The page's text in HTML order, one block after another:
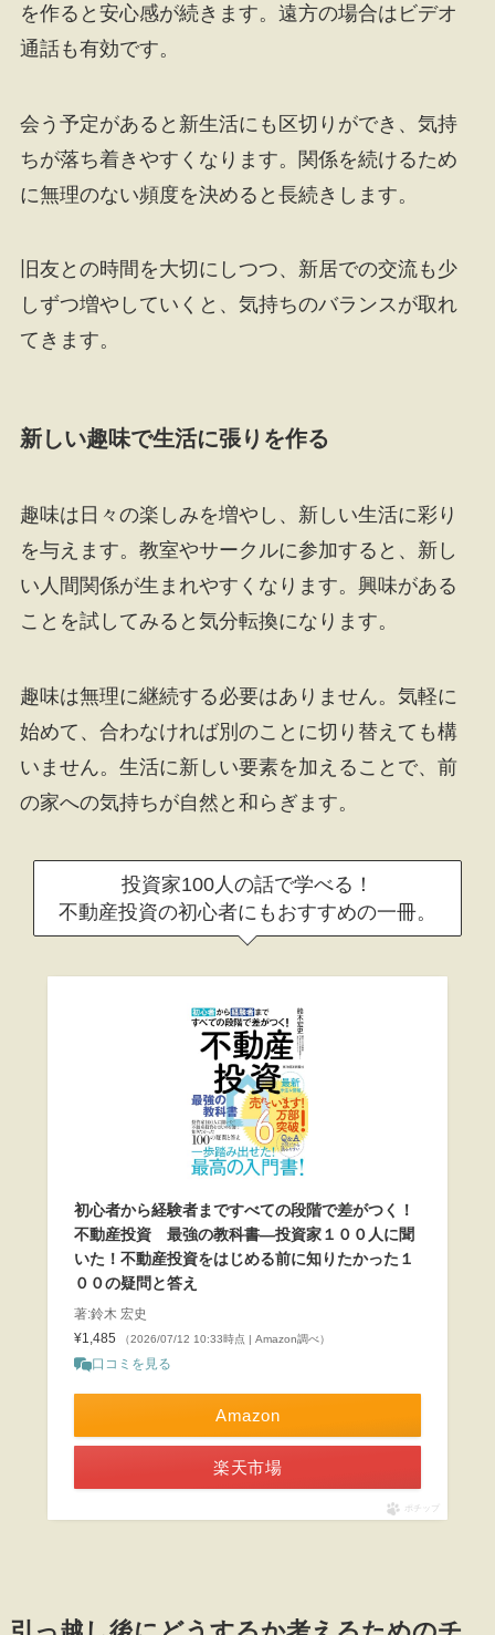
を作ると安心感が続きます。遠方の場合はビデオ
通話も有効です。
会う予定があると新生活にも区切りができ、気持
ちが落ち着きやすくなります。関係を続けるため
に無理のない頻度を決めると長続きします。
旧友との時間を大切にしつつ、新居での交流も少
しずつ増やしていくと、気持ちのバランスが取れ
てきます。
新しい趣味で生活に張りを作る
趣味は日々の楽しみを増やし、新しい生活に彩り
を与えます。教室やサークルに参加すると、新し
い人間関係が生まれやすくなります。興味がある
ことを試してみると気分転換になります。
趣味は無理に継続する必要はありません。気軽に
始めて、合わなければ別のことに切り替えても構
いません。生活に新しい要素を加えることで、前
の家への気持ちが自然と和らぎます。
投資家100人の話で学べる！
不動産投資の初心者にもおすすめの一冊。
初心者から経験者まですべての段階で差がつく！
不動産投資 最強の教科書―投資家１００人に聞
いた！不動産投資をはじめる前に知りたかった１
００の疑問と答え
著:鈴木 宏史
¥1,485
（2026/07/12 10:33時点 | Amazon調べ）
口コミを見る
Amazon
楽天市場
ポチップ